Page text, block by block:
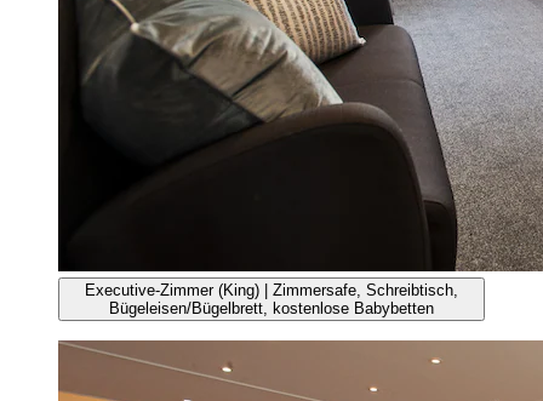
Executive-Zimmer (King) | Zimmersafe, Schreibtisch,
Bügeleisen/Bügelbrett, kostenlose Babybetten